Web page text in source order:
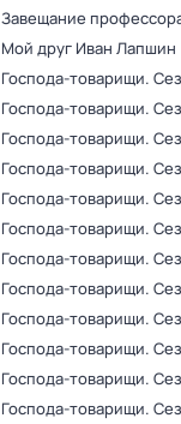
Завещание
Мой друг Иван Лапшин
Господа-товарищи.
Господа-товарищи.
Господа-товарищи.
Господа-товарищи.
Господа-товарищи.
Господа-товарищи.
Господа-товарищи.
Господа-товарищи.
Господа-товарищи.
Господа-товарищи.
Господа-товарищи.
Господа-товарищи.